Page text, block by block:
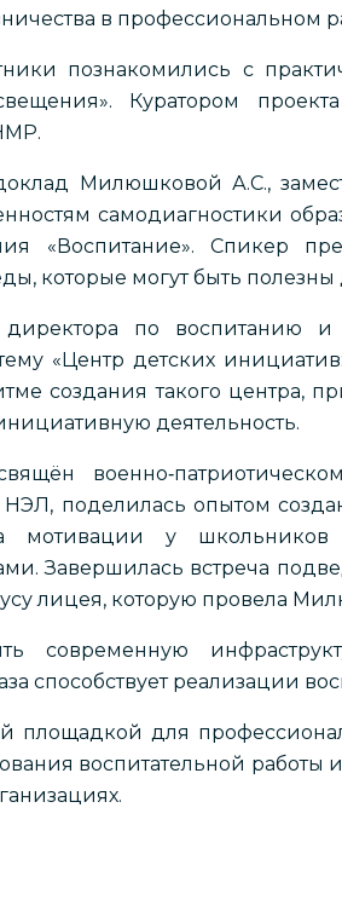
в профессиональном
познакомились с
Куратором
Милюшковой А.С.,
самодиагностики
«Воспитание». Спикер
которые могут быть
по воспитанию и
«Центр детских
создания такого центра,
деятельность.
НЭЛ, поделилась опытом
мотивации у
Завершилась встреча
лицея, которую провела
современную
способствует реализации
площадкой для
воспитательной